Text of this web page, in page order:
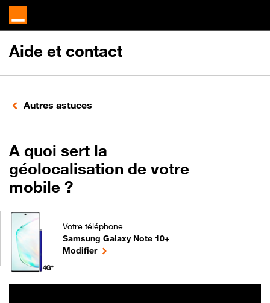
Aide et contact
Autres astuces
A quoi sert la
géolocalisation de votre
mobile ?
Votre téléphone
Samsung Galaxy Note 10+
A quoi sert la géolocalisation de votre mobile ?
Modifierle téléphone sélectionné